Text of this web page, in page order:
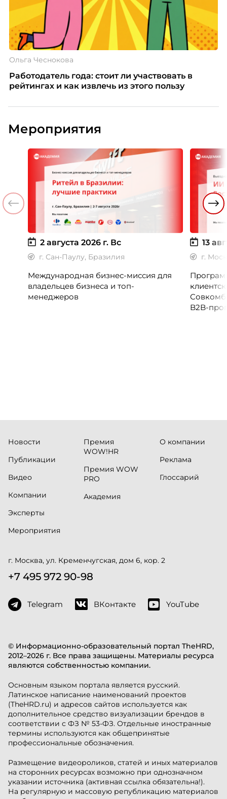
Ольга Чеснокова
Работодатель года: стоит ли участвовать в
рейтингах и как извлечь из этого пользу
Мероприятия
2 августа 2026 г. Вс
г. Сан-Паулу, Бразилия
Международная бизнес-миссия для
владельцев бизнеса и топ-
менеджеров
13
г.
B2B-
© Информационно-образовательный портал TheHRD,
2012–2026 г. Все права защищены. Материалы ресурса
являются собственностью компании.
Основным языком портала является русский.
Латинское написание наименований проектов
(TheHRD.ru) и адресов сайтов используется как
дополнительное средство визуализации брендов в
соответствии с ФЗ № 53-ФЗ. Отдельные иностранные
термины используются как общепринятые
профессиональные обозначения.
Размещение видеороликов, статей и иных материалов
на сторонних ресурсах возможно при однозначном
указании источника (активная ссылка обязательна!).
На регулярную и массовую републикацию материалов
Новости
Публикации
Видео
Компании
Эксперты
Мероприятия
Премия
WOW!HR
Премия WOW
PRO
Академия
О компании
Реклама
Глоссарий
г. Москва, ул. Кременчугская, дом 6, кор. 2
+7 495 972 90-98
Telegram ВКонтакте YouTube